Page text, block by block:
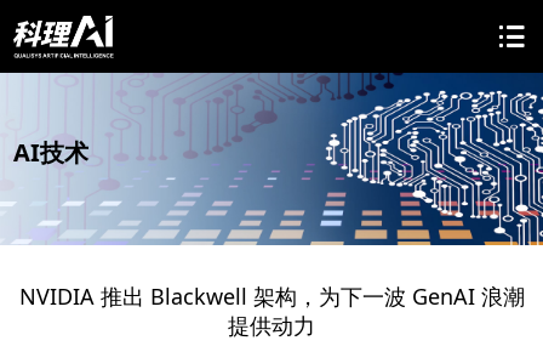
AI技术
NVIDIA 推出 Blackwell 架构，为下一波 GenAI 浪潮
提供动力